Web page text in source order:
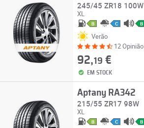
245/45 ZR18 100W
XL
B C B
Verão
12 Opinião
92,19 €
EM STOCK
Aptany RA342
215/55 ZR17 98W
XL
B C B